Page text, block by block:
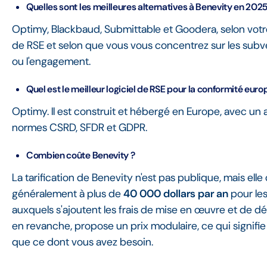
Quelles sont les meilleures alternatives à Benevity en
Optimy, Blackbaud, Submittable et Goodera, selon
de RSE et selon que vous vous concentrez sur les
ou l'engagement.
Quel est le meilleur logiciel de RSE pour la conformité
Optimy. Il est construit et hébergé en Europe, avec un
normes CSRD, SFDR et GDPR.
Combien coûte Benevity ?
La tarification de Benevity n'est pas publique, mais
généralement à plus de40 000 dollars par an pour
auxquels s'ajoutent les frais de mise en œuvre et de
en revanche, propose un prix modulaire, ce qui
que ce dont vous avez besoin.